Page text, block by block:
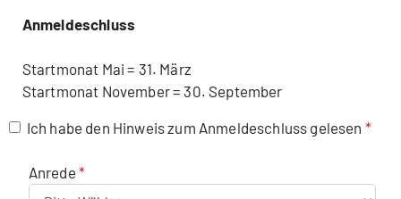
Anmeldeschluss
Startmonat Mai = 31. März
Startmonat November = 30. September
Ich habe den Hinweis zum Anmeldeschluss gelesen
Anrede